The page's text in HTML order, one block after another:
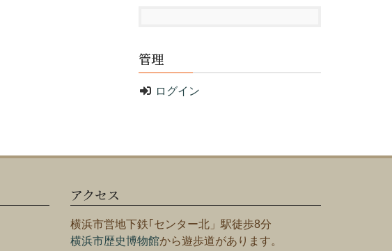
管理
ログイン
アクセス
横浜市営地下鉄｢センター北」駅徒歩8分
横浜市歴史博物館から遊歩道があります。